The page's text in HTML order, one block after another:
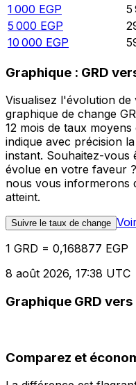
1 000 EGP 5
5 000 EGP
10 000 EGP
Graphique : GRD
Visualisez l'évolution
graphique de change
12 mois de taux
indique avec précision
instant. Souhaitez-vous
évolue en votre faveur
nous vous informerons
atteint.
Suivre le taux de change
1 GRD = 0,168877 EGP
8 août 2026, 17:38 UTC
Graphique GRD vers
Comparez et